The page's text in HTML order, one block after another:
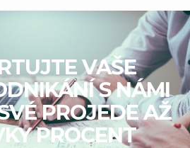
VAŠE
S NÁMI
PROJEDE AŽ
PROCENT